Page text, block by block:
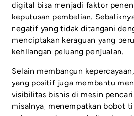
digital bisa menjadi faktor
keputusan pembelian.
negatif yang tidak ditangani
menciptakan keraguan yang
kehilangan peluang penjualan.
Selain membangun
yang positif juga membantu
visibilitas bisnis di mesin
misalnya, menempatkan bobot